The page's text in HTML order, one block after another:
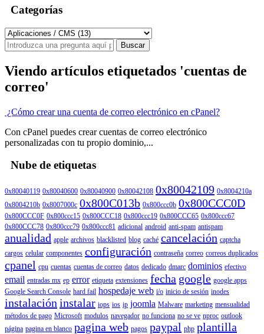
Categorías
Viendo artículos etiquetados 'cuentas de
correo'
¿Cómo crear una cuenta de correo electrónico en cPanel?
Con cPanel puedes crear cuentas de correo electrónico
personalizadas con tu propio dominio,...
Nube de etiquetas
0x80040119 0x80040600 0x80040900 0x80042108 0x80042109 0x8004210a
0x8004210b 0x8007000c 0x800C013b 0x800ccc0b 0x800CCC0D
0x800CCC0F 0x800ccc15 0x800CCC18 0x800ccc19 0x800CCC65 0x800ccc67
0x800CCC78 0x800ccc79 0x800ccc81 adicional android anti-spam antispam
anualidad apple archivos blacklisted blog caché cancelación captcha
cargos celular componentes configuración contraseña correo correos duplicados
cpanel cpu cuentas cuentas de correo datos dedicado dmarc dominios efectivo
email entradas mx ep error etiqueta extensiones fecha google google apps
Google Search Console hard fail hospedaje web i/o inicio de sesión inodes
instalación instalar iops ios ip joomla Malware marketing mensualidad
métodos de pago Microsoft modulos navegador no funciona no se ve nproc outlook
página pagina en blanco pagina web pagos paypal php plantilla